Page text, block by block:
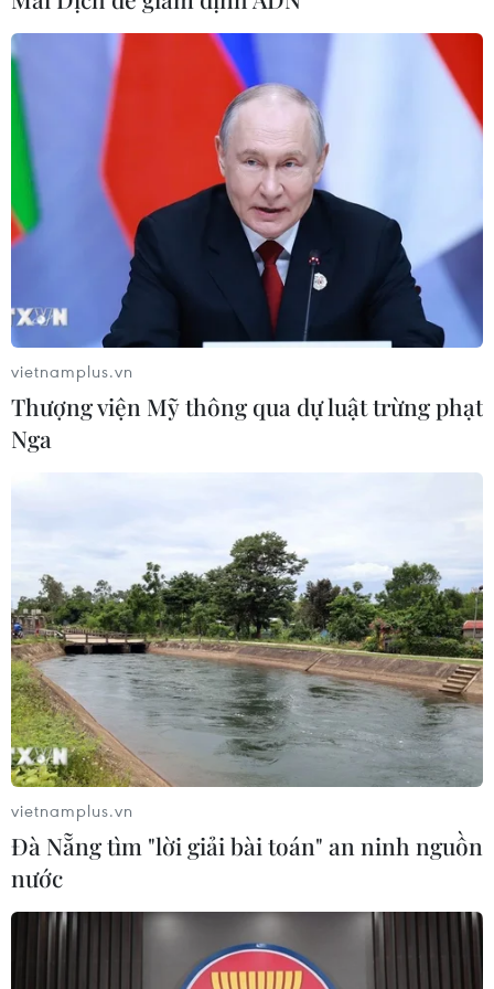
cao tốc
06/08/2026 07:14
Đại biểu Quốc hội băn khoăn khả
năng cân đối vốn 2 siêu dự án giao
thông
06/08/2026 07:00
Xem thêm
Phó Tổng Biên tập: NGUYỄN THỊ TÁM, KHÚC THANH
THỦY
Sở hữu trí tuệ
Quy định sử dụng
RSS
Hỗ trợ
Ngôn ngữ
TTXVN
Dịch vụ tin
Quảng cáo
cấp ngày 11/9/2008.
Quảng cáo: Phó TBT Nguyễn Thị Tám: 093.5958688, Email:
vietnamplus.vn
Thượng viện Mỹ thông qua dự luật trừng phạt
Nga
vietnamplus.vn
Đà Nẵng tìm "lời giải bài toán" an ninh nguồn
nước